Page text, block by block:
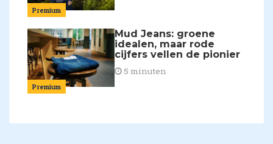
Premium
Premium
Mud Jeans: groene
idealen, maar rode
cijfers vellen de pionier
5 minuten